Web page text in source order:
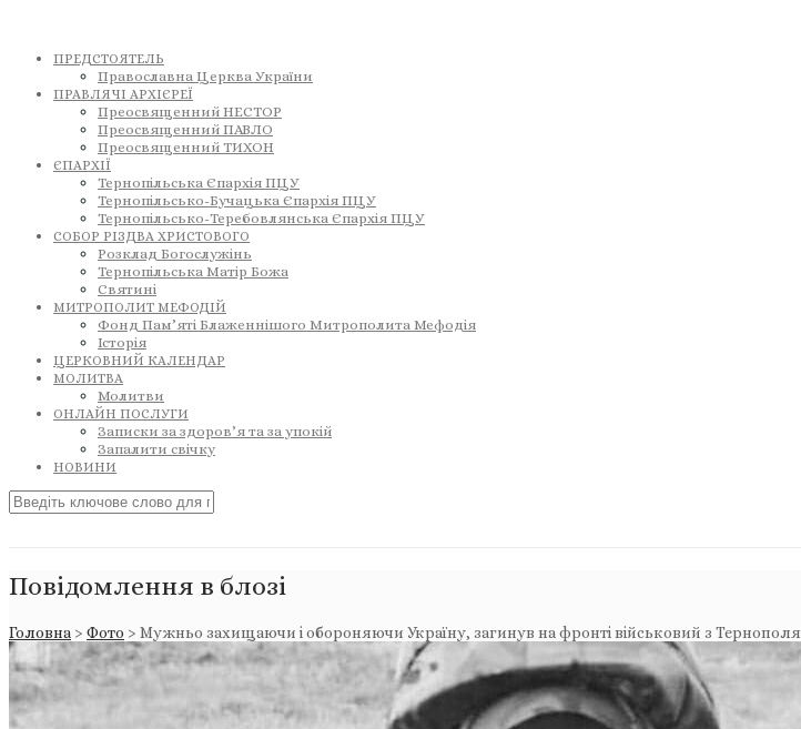
ПРЕДСТОЯТЕЛЬ
Православна Церква України
ПРАВЛЯЧІ АРХІЄРЕЇ
Преосвященний НЕСТОР
Преосвященний ПАВЛО
Преосвященний ТИХОН
ЄПАРХІЇ
Тернопільська Єпархія ПЦУ
Тернопільсько-Бучацька Єпархія ПЦУ
Тернопільсько-Теребовлянська Єпархія ПЦУ
СОБОР РІЗДВА ХРИСТОВОГО
Розклад Богослужінь
Тернопільська Матір Божа
Святині
МИТРОПОЛИТ МЕФОДІЙ
Фонд Пам’яті Блаженнішого Митрополита Мефодія
Історія
ЦЕРКОВНИЙ КАЛЕНДАР
МОЛИТВА
Молитви
ОНЛАЙН ПОСЛУГИ
Записки за здоров’я та за упокій
Запалити свічку
НОВИНИ
Повідомлення в блозі
Головна > Фото > Мужньо захищаючи і обороняючи Україну, загинув на фронті військовий з Тернополя